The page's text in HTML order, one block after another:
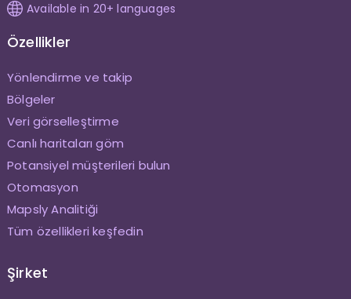
Available in 20+ languages
Özellikler
Yönlendirme ve takip
Bölgeler
Veri görselleştirme
Canlı haritaları göm
Potansiyel müşterileri bulun
Otomasyon
Mapsly Analitiği
Tüm özellikleri keşfedin
Şirket